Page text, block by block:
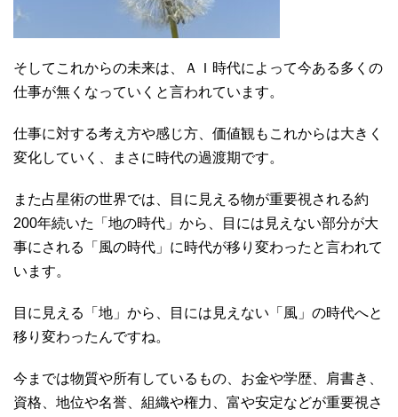
そしてこれからの未来は、ＡＩ時代によって今ある多くの
仕事が無くなっていくと言われています。
仕事に対する考え方や感じ方、価値観もこれからは大きく
変化していく、まさに時代の過渡期です。
また占星術の世界では、目に見える物が重要視される約
200年続いた「地の時代」から、目には見えない部分が大
事にされる「風の時代」に時代が移り変わったと言われて
います。
目に見える「地」から、目には見えない「風」の時代へと
移り変わったんですね。
今までは物質や所有しているもの、お金や学歴、肩書き、
資格、地位や名誉、組織や権力、富や安定などが重要視さ